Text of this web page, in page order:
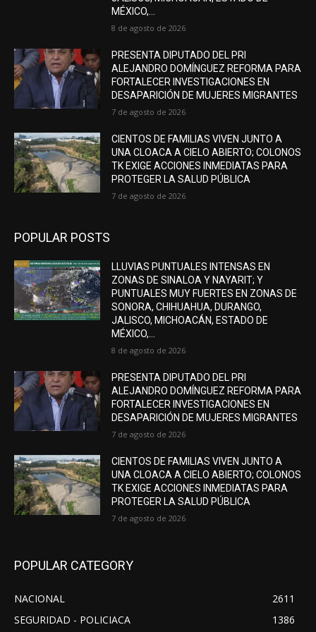
MÉXICO,...
8 de agosto de 2026
PRESENTA DIPUTADO DEL PRI
ALEJANDRO DOMÍNGUEZ REFORMA PARA
FORTALECER INVESTIGACIONES EN
DESAPARICIÓN DE MUJERES MIGRANTES
7 de agosto de 2026
CIENTOS DE FAMILIAS VIVEN JUNTO A
UNA CLOACA A CIELO ABIERTO; COLONOS
TK EXIGE ACCIONES INMEDIATAS PARA
PROTEGER LA SALUD PÚBLICA
7 de agosto de 2026
POPULAR POSTS
LLUVIAS PUNTUALES INTENSAS EN
ZONAS DE SINALOA Y NAYARIT; Y
PUNTUALES MUY FUERTES EN ZONAS DE
SONORA, CHIHUAHUA, DURANGO,
JALISCO, MICHOACÁN, ESTADO DE
MÉXICO,...
8 de agosto de 2026
PRESENTA DIPUTADO DEL PRI
ALEJANDRO DOMÍNGUEZ REFORMA PARA
FORTALECER INVESTIGACIONES EN
DESAPARICIÓN DE MUJERES MIGRANTES
7 de agosto de 2026
CIENTOS DE FAMILIAS VIVEN JUNTO A
UNA CLOACA A CIELO ABIERTO; COLONOS
TK EXIGE ACCIONES INMEDIATAS PARA
PROTEGER LA SALUD PÚBLICA
7 de agosto de 2026
POPULAR CATEGORY
NACIONAL
2611
SEGURIDAD - POLICIACA
1386